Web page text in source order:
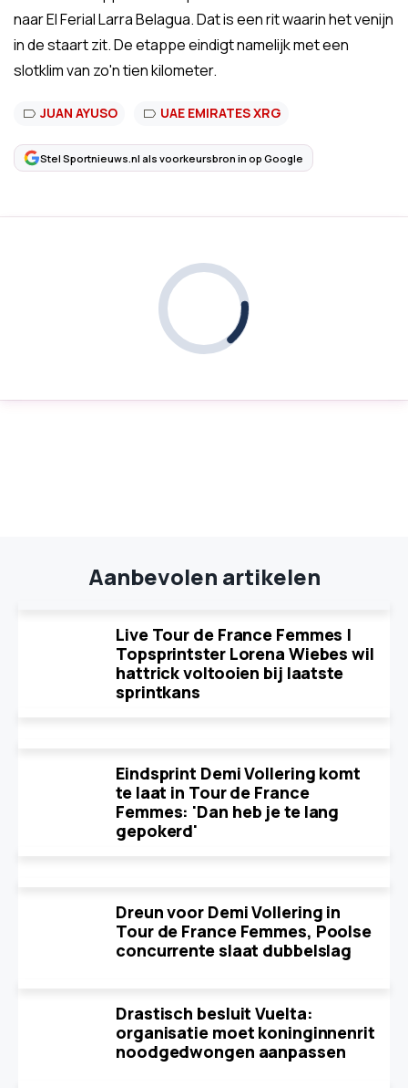
naar El Ferial Larra Belagua. Dat is een rit waarin het venijn
in de staart zit. De etappe eindigt namelijk met een
slotklim van zo'n tien kilometer.
JUAN AYUSO UAE EMIRATES XRG
Stel Sportnieuws.nl als voorkeursbron in op Google
Aanbevolen artikelen
Live Tour de France Femmes |
Topsprintster Lorena Wiebes wil
hattrick voltooien bij laatste
sprintkans
Eindsprint Demi Vollering komt
te laat in Tour de France
Femmes: 'Dan heb je te lang
gepokerd'
Dreun voor Demi Vollering in
Tour de France Femmes, Poolse
concurrente slaat dubbelslag
Drastisch besluit Vuelta:
organisatie moet koninginnenrit
noodgedwongen aanpassen